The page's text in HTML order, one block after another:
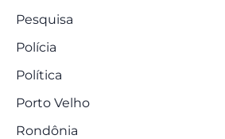
Pesquisa
Polícia
Política
Porto Velho
Rondônia